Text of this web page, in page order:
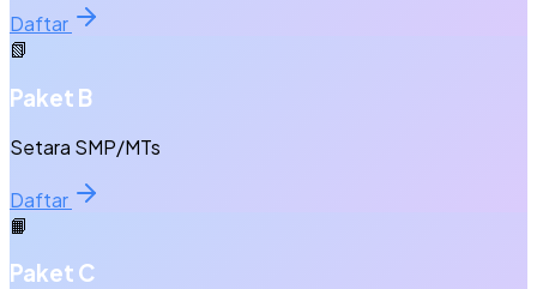
Daftar
📗
Paket B
Setara SMP/MTs
Daftar
📙
Paket C